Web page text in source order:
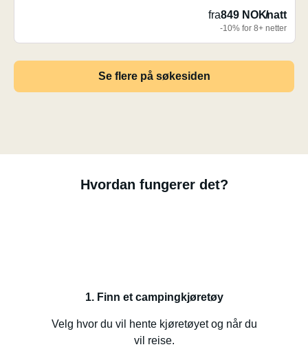
fra849 NOK/natt
-10% for 8+ netter
Se flere på søkesiden
Hvordan fungerer det?
1. Finn et campingkjøretøy
Velg hvor du vil hente kjøretøyet og når du
vil reise.